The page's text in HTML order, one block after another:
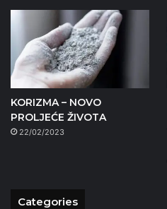
KORIZMA – NOVO
PROLJEĆE ŽIVOTA
22/02/2023
Categories